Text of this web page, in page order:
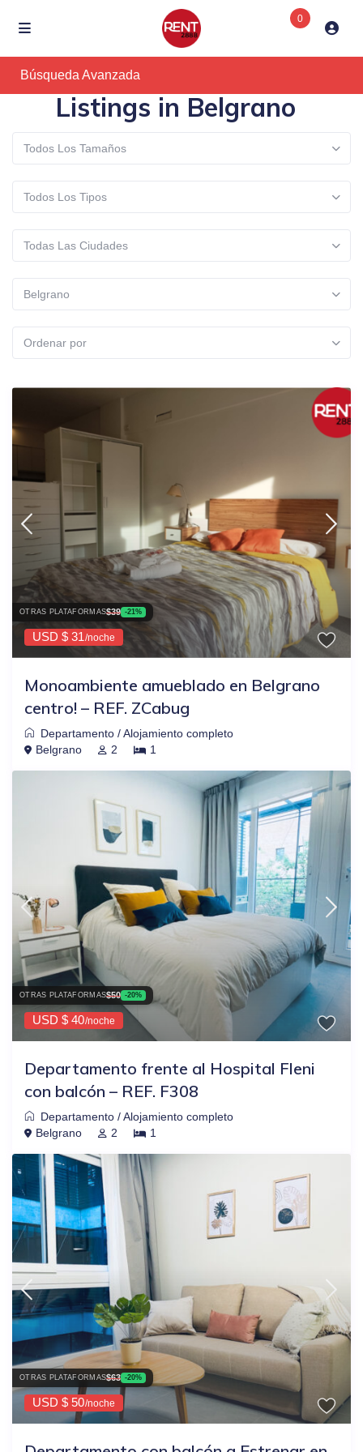
0
Búsqueda Avanzada
Listings in Belgrano
Todos Los Tamaños
Todos Los Tipos
Todas Las Ciudades
Belgrano
Ordenar por
OTRAS PLATAFORMAS$39 -21%
USD $ 31/noche
Monoambiente amueblado en Belgrano
centro! – REF. ZCabug
Departamento /Alojamiento completo
Belgrano
2 1
OTRAS PLATAFORMAS$50 -20%
USD $ 40/noche
Departamento frente al Hospital Fleni
con balcón – REF. F308
Departamento /Alojamiento completo
Belgrano
2 1
OTRAS PLATAFORMAS$63 -20%
USD $ 50/noche